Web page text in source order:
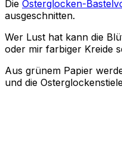
Die Osterglocken-
ausgeschnitten.
Wer Lust hat kann die
oder mir farbiger Kreide
Aus grünem Papier
und die